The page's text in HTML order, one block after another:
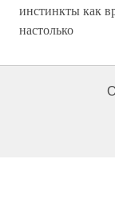
инстинкты как
настолько